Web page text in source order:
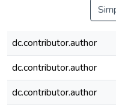
dc.contributor.author
dc.contributor.author
dc.contributor.author